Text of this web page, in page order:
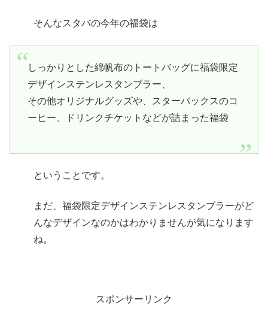
そんなスタバの今年の福袋は
しっかりとした綿帆布のトートバッグに福袋限定
デザインステンレスタンブラー、
その他オリジナルグッズや、スターバックスのコ
ーヒー、ドリンクチケットなどが詰まった福袋
ということです。
まだ、福袋限定デザインステンレスタンブラーがど
んなデザインなのかはわかりませんが気になります
ね。
スポンサーリンク